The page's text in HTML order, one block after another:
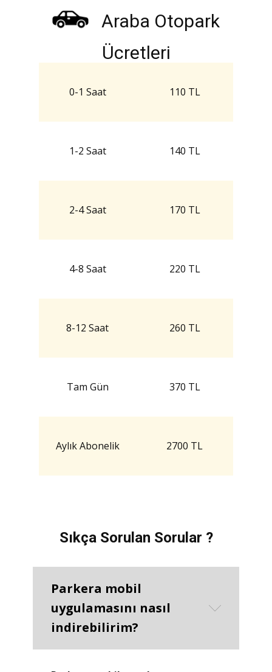
Araba Otopark
Ücretleri
0-1 Saat 110 TL
1-2 Saat 140 TL
2-4 Saat 170 TL
4-8 Saat 220 TL
8-12 Saat 260 TL
Tam Gün 370 TL
Aylık Abonelik 2700 TL
Sıkça Sorulan Sorular ?
Parkera mobil
uygulamasını nasıl
indirebilirim?